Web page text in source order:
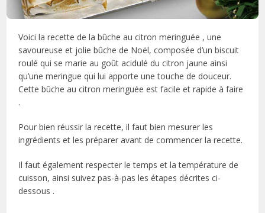
Voici la recette de la bûche au citron meringuée , une
savoureuse et jolie bûche de Noël, composée d’un biscuit
roulé qui se marie au goût acidulé du citron jaune ainsi
qu’une meringue qui lui apporte une touche de douceur.
Cette bûche au citron meringuée est facile et rapide à faire
.
Pour bien réussir la recette, il faut bien mesurer les
ingrédients et les préparer avant de commencer la recette.
Il faut également respecter le temps et la température de
cuisson, ainsi suivez pas-à-pas les étapes décrites ci-
dessous .